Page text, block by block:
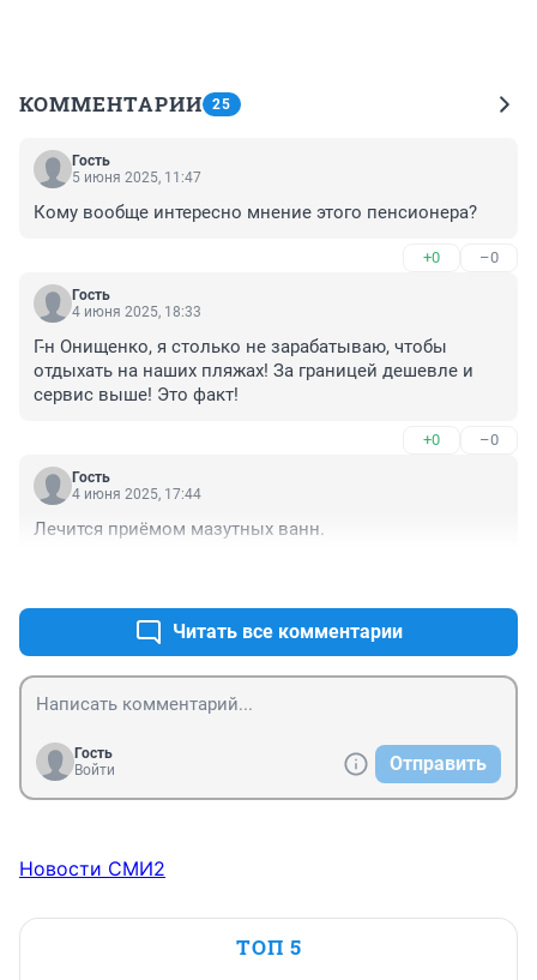
КОММЕНТАРИИ 25
Гость
5 июня 2025, 11:47
Кому вообще интересно мнение этого пенсионера?
+0 –0
Гость
4 июня 2025, 18:33
Г-н Онищенко, я столько не зарабатываю, чтобы
отдыхать на наших пляжах! За границей дешевле и
сервис выше! Это факт!
+0 –0
Гость
4 июня 2025, 17:44
Лечится приёмом мазутных ванн.
Читать все комментарии
Гость
Войти
Отправить
Новости СМИ2
ТОП 5